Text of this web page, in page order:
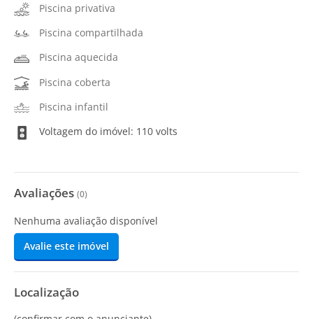
Piscina privativa
Piscina compartilhada
Piscina aquecida
Piscina coberta
Piscina infantil
Voltagem do imóvel: 110 volts
Avaliações (0)
Nenhuma avaliação disponível
Avalie este imóvel
Localização